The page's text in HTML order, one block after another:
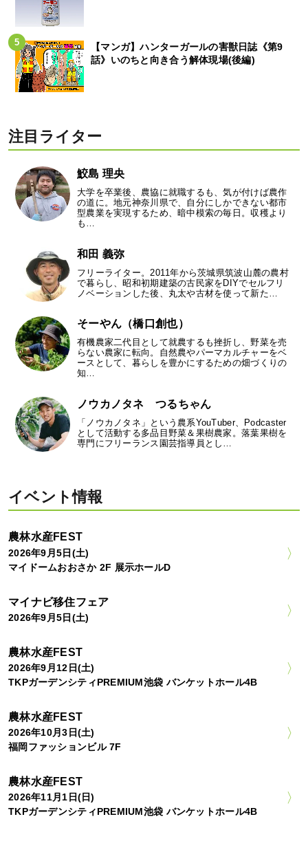
【マンガ】ハンターガールの害獣日誌《第9
話》いのちと向き合う解体現場(後編)
注目ライター
鮫島 理央
大学を卒業後、農協に就職するも、気が付けば農作
の道に。地元神奈川県で、自分にしかできない都市
型農業を実現するため、暗中模索の毎日。収穫より
も…
和田 義弥
フリーライター。2011年から茨城県筑波山麓の農村
で暮らし、昭和初期建築の古民家をDIYでセルフリ
ノベーションした後、丸太や古材を使って新た…
そーやん（橋口創也）
有機農家二代目として就農するも挫折し、野菜を売
らない農家に転向。自然農やパーマカルチャーをベ
ースとして、暮らしを豊かにするための畑づくりの
知…
ノウカノタネ つるちゃん
「ノウカノタネ」という農系YouTuber、Podcaster
として活動する多品目野菜＆果樹農家。落葉果樹を
専門にフリーランス園芸指導員とし…
イベント情報
農林水産FEST
2026年9月5日(土)
マイドームおおさか 2F 展示ホールD
マイナビ移住フェア
2026年9月5日(土)
農林水産FEST
2026年9月12日(土)
TKPガーデンシティPREMIUM池袋 バンケットホール4B
農林水産FEST
2026年10月3日(土)
福岡ファッションビル 7F
農林水産FEST
2026年11月1日(日)
TKPガーデンシティPREMIUM池袋 バンケットホール4B